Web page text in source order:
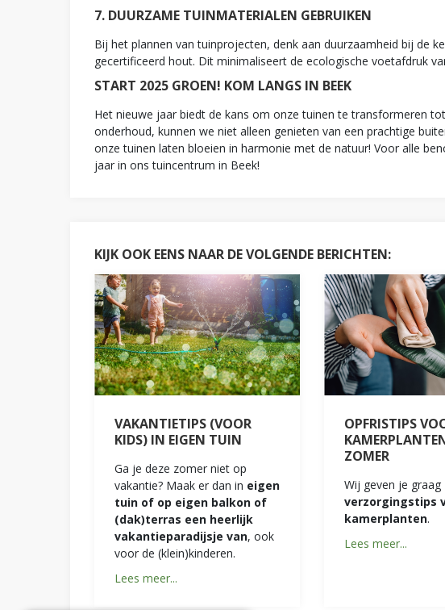
7. DUURZAME TUINMATERIALEN GEBRUIKEN
Bij het plannen van tuinprojecten, denk aan duurzaamheid bij de
gecertificeerd hout. Dit minimaliseert de ecologische voetafdruk
START 2025 GROEN! KOM LANGS IN BEEK
Het nieuwe jaar biedt de kans om onze tuinen te transformeren
onderhoud, kunnen we niet alleen genieten van een prachtige
onze tuinen laten bloeien in harmonie met de natuur! Voor alle
jaar in ons tuincentrum in Beek!
KIJK OOK EENS NAAR DE VOLGENDE BERICHTEN:
VAKANTIETIPS (VOOR
KIDS) IN EIGEN TUIN
Ga je deze zomer niet op
vakantie? Maak er dan in eigen
tuin of op eigen balkon of
(dak)terras een heerlijk
vakantieparadijsje van, ook
voor de (klein)kinderen.
Lees meer...
OPFRISTIPS
ZOMER
Wij geven je graag
verzorgingstips
kamerplanten.
Lees meer...